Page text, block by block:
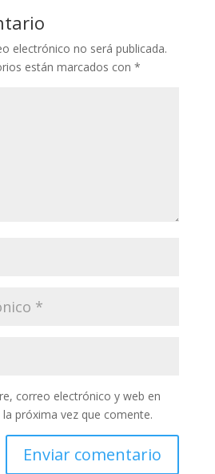
electrónico no será publicada.
están marcados con *
correo electrónico y web en
próxima vez que comente.